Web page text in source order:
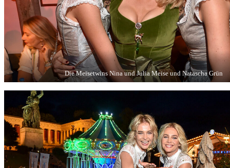
Die Meisetwins Nina und Julia Meise und Natascha Grün